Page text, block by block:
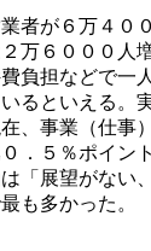
者が６万４０
万６０００人
負担などで一
るといえる。
、事業（仕事
．５％ポイン
「展望がない
も多かった。